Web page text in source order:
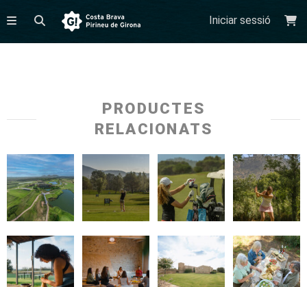
Iniciar sessió
PRODUCTES
RELACIONATS